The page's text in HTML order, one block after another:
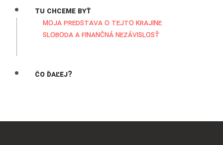
Tu chceme byť
Moja predstava o tejto krajine
Sloboda a Finančná nezávislosť
Čo ďaľej?